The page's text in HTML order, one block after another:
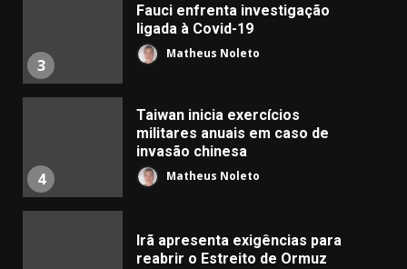
3
Fauci enfrenta investigação
ligada à Covid-19
Matheus Noleto
4
Taiwan inicia exercícios
militares anuais em caso de
invasão chinesa
Matheus Noleto
Irã apresenta exigências para
reabrir o Estreito de Ormuz